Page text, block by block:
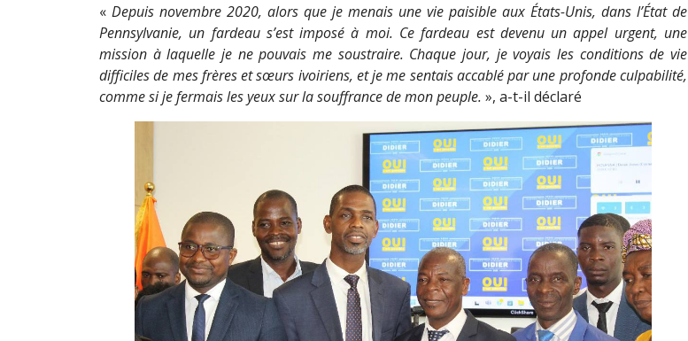
« Depuis novembre 2020, alors que je menais une vie paisible aux États-Unis, dans l’État de
Pennsylvanie, un fardeau s’est imposé à moi. Ce fardeau est devenu un appel urgent, une
mission à laquelle je ne pouvais me soustraire. Chaque jour, je voyais les conditions de vie
difficiles de mes frères et sœurs ivoiriens, et je me sentais accablé par une profonde culpabilité,
comme si je fermais les yeux sur la souffrance de mon peuple. », a-t-il déclaré